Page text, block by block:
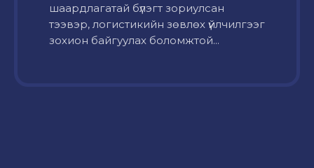
шаардлагатай бүлэгт зориулсан
тээвэр, логистикийн зөвлөх үйлчилгээг
зохион байгуулах боломжтой...